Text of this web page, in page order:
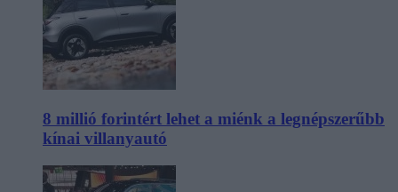
8 millió forintért lehet a miénk a legnépszerűbb
kínai villanyautó